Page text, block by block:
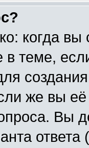
когда
теме,
же вы её
Вы
ответа